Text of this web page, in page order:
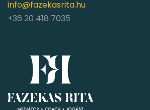
info@fazekasrita.hu
+36 20 418 7035